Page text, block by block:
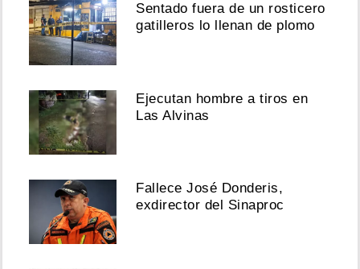
Sentado fuera de un rosticero
gatilleros lo llenan de plomo
Ejecutan hombre a tiros en
Las Alvinas
Fallece José Donderis,
exdirector del Sinaproc